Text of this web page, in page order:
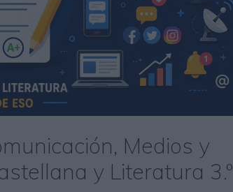
Medios y
y Literatura 3.º